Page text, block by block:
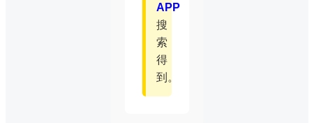
APP
搜
索
得
到。